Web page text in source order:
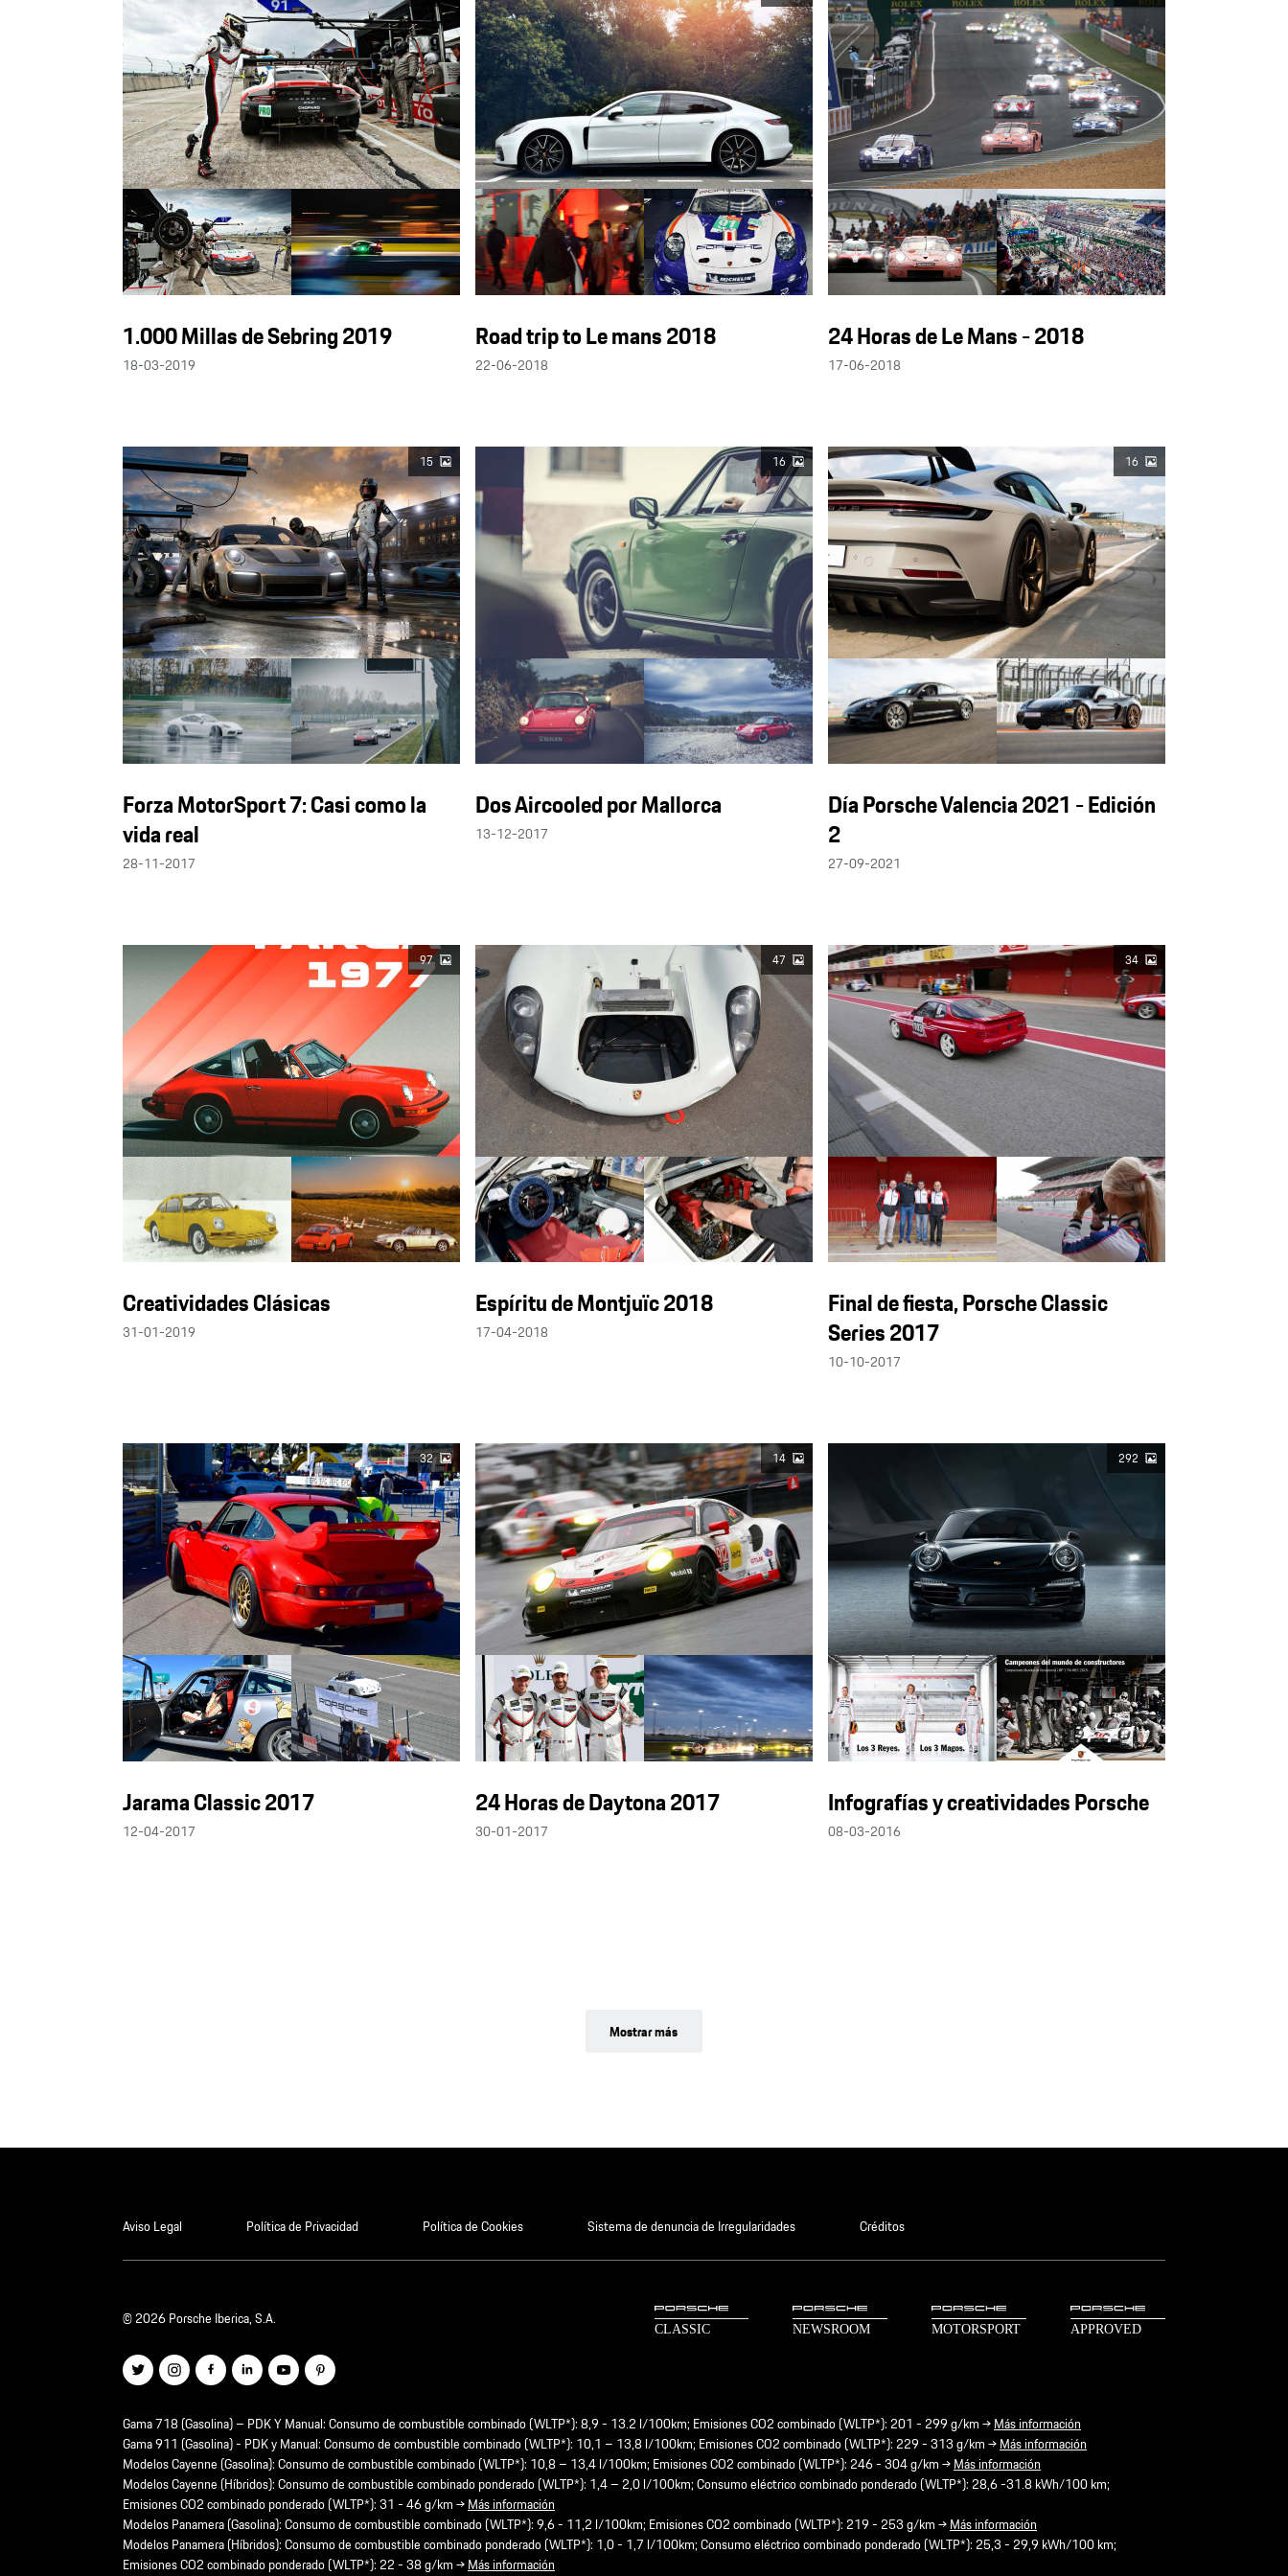
1.000 Millas de Sebring 2019
18-03-2019
Road trip to Le mans 2018
22-06-2018
24 Horas de Le Mans - 2018
17-06-2018
15
Forza MotorSport 7: Casi como la
vida real
28-11-2017
16
Dos Aircooled por Mallorca
13-12-2017
16
Día Porsche Valencia 2021 - Edición
2
27-09-2021
97
Creatividades Clásicas
31-01-2019
47
Espíritu de Montjuïc 2018
17-04-2018
34
Final de fiesta, Porsche Classic
Series 2017
10-10-2017
32
Jarama Classic 2017
12-04-2017
14
24 Horas de Daytona 2017
30-01-2017
292
Infografías y creatividades Porsche
08-03-2016
Mostrar más
Aviso Legal Política de Privacidad Política de Cookies Sistema de denuncia de Irregularidades Créditos
© 2026 Porsche Iberica, S.A.
Gama 718 (Gasolina) – PDK Y Manual: Consumo de combustible combinado (WLTP*): 8,9 - 13.2 l/100km; Emisiones CO2 combinado (WLTP*): 201 - 299 g/km →Más información
Gama 911 (Gasolina) - PDK y Manual: Consumo de combustible combinado (WLTP*): 10,1 – 13,8 l/100km; Emisiones CO2 combinado (WLTP*): 229 - 313 g/km →Más información
Modelos Cayenne (Gasolina): Consumo de combustible combinado (WLTP*): 10,8 – 13,4 l/100km; Emisiones CO2 combinado (WLTP*): 246 - 304 g/km →Más información
Modelos Cayenne (Híbridos): Consumo de combustible combinado ponderado (WLTP*): 1,4 – 2,0 l/100km; Consumo eléctrico combinado ponderado (WLTP*): 28,6 -31.8 kWh/100 km;
Emisiones CO2 combinado ponderado (WLTP*): 31 - 46 g/km →Más información
Modelos Panamera (Gasolina): Consumo de combustible combinado (WLTP*): 9,6 - 11,2 l/100km; Emisiones CO2 combinado (WLTP*): 219 - 253 g/km →Más información
Modelos Panamera (Híbridos): Consumo de combustible combinado ponderado (WLTP*): 1,0 - 1,7 l/100km; Consumo eléctrico combinado ponderado (WLTP*): 25,3 - 29,9 kWh/100 km;
Emisiones CO2 combinado ponderado (WLTP*): 22 - 38 g/km →Más información